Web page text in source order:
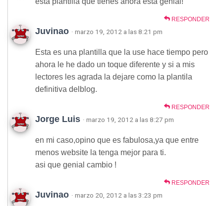
RESPONDER
Juvinao · marzo 19, 2012 a las 8:21 pm
Esta es una plantilla que la use hace tiempo pero
ahora le he dado un toque diferente y si a mis
lectores les agrada la dejare como la plantila
definitiva delblog.
RESPONDER
Jorge Luis · marzo 19, 2012 a las 8:27 pm
en mi caso,opino que es fabulosa,ya que entre
menos website la tenga mejor para ti.
asi que genial cambio !
RESPONDER
Juvinao · marzo 20, 2012 a las 3:23 pm